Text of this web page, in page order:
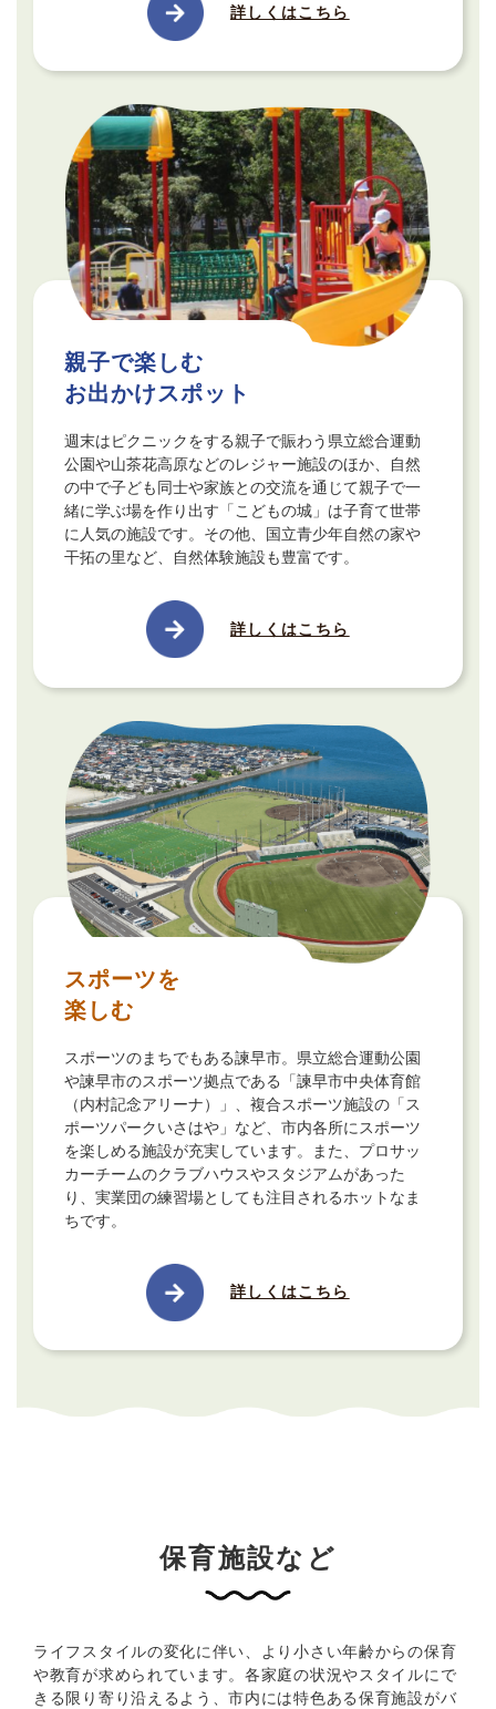
詳しくはこちら
親子で楽しむ
お出かけスポット
週末はピクニックをする親子で賑わう県立総合運動
公園や山茶花高原などのレジャー施設のほか、自然
の中で子ども同士や家族との交流を通じて親子で一
緒に学ぶ場を作り出す「こどもの城」は子育て世帯
に人気の施設です。その他、国立青少年自然の家や
干拓の里など、自然体験施設も豊富です。
詳しくはこちら
スポーツを
楽しむ
スポーツのまちでもある諫早市。県立総合運動公園
や諫早市のスポーツ拠点である「諫早市中央体育館
（内村記念アリーナ）」、複合スポーツ施設の「ス
ポーツパークいさはや」など、市内各所にスポーツ
を楽しめる施設が充実しています。また、プロサッ
カーチームのクラブハウスやスタジアムがあった
り、実業団の練習場としても注目されるホットなま
ちです。
詳しくはこちら
保育施設など
ライフスタイルの変化に伴い、より小さい年齢からの保育
や教育が求められています。各家庭の状況やスタイルにで
きる限り寄り沿えるよう、市内には特色ある保育施設がバ